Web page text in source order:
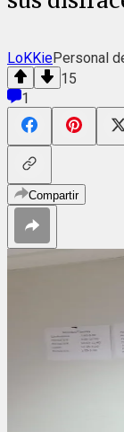
LoKKiePersonal
15
1
Compartir